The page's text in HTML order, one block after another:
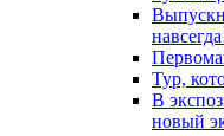
Тур,
В
новый